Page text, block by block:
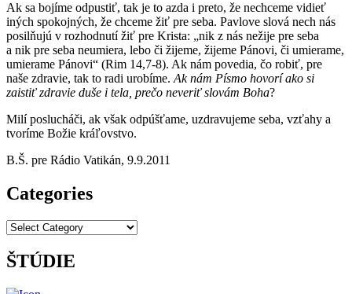
Ak sa bojíme odpustiť, tak je to azda i preto, že nechceme vidieť
iných spokojných, že chceme žiť pre seba. Pavlove slová nech nás
posilňujú v rozhodnutí žiť pre Krista: „nik z nás nežije pre seba
a nik pre seba neumiera, lebo či žijeme, žijeme Pánovi, či umierame,
umierame Pánovi“ (Rim 14,7-8). Ak nám povedia, čo robiť, pre
naše zdravie, tak to radi urobíme. Ak nám Písmo hovorí ako si
zaistiť zdravie duše i tela, prečo neveriť slovám Boha?
Milí poslucháči, ak však odpúšťame, uzdravujeme seba, vzťahy a
tvoríme Božie kráľovstvo.
B.Š. pre Rádio Vatikán, 9.9.2011
Categories
Categories
ŠTÚDIE